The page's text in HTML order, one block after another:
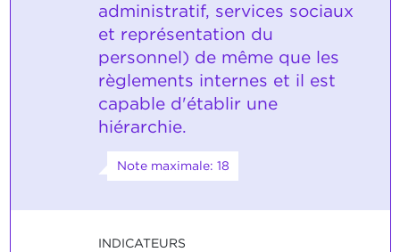
administratif, services sociaux
et représentation du
personnel) de même que les
règlements internes et il est
capable d'établir une
hiérarchie.
Note maximale: 18
INDICATEURS